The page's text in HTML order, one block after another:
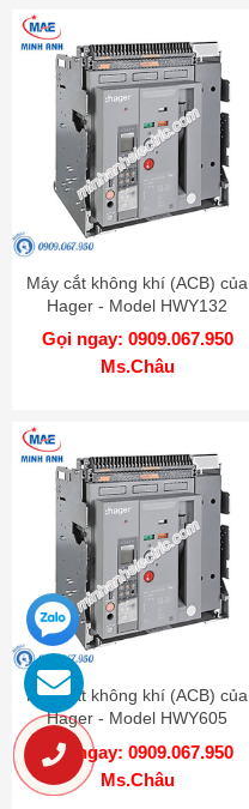
Máy cắt không khí (ACB) của
Hager - Model HWY132
Gọi ngay: 0909.067.950
Ms.Châu
Máy cắt không khí (ACB) của
Hager - Model HWY605
Gọi ngay: 0909.067.950
Ms.Châu